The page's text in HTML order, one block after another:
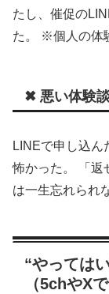
たし、催促の
た。 ※個人の体
✖ 悪い体験
LINEで申し込
怖かった。 「返
は一生忘れられ
“やっては
（5chやX